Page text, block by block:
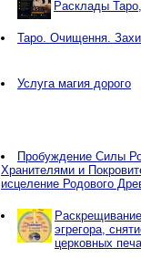
Расклады
Таро. Очищення.
Услуга магия дорого
Пробуждение Силы
Хранителями и
исцеление Родового
эгрегора,
церковных